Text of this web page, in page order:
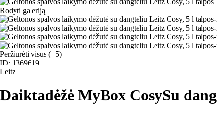
Rodyti galeriją
Peržiūrėti visus (+5)
ID: 1369619
Leitz
Daiktadėžė MyBox CosySu